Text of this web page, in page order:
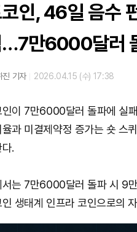
인, 46일 음수
만6000달러
진 기자 2026.04.15 (수) 17:38
인이 7만6000달러 돌파에 실
과 미결제약정 증가는 숏 스
.
는 7만6000달러 돌파 시 9
인 생태계 인프라 코인으로의